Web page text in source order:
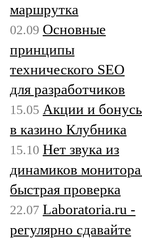
маршрутка
02.09 Основные
принципы
технического SEO
для разработчиков
15.05 Акции и
в казино Клубника
15.10 Нет звука из
динамиков
быстрая проверка
22.07 Laboratoria.ru -
регулярно сдавайте